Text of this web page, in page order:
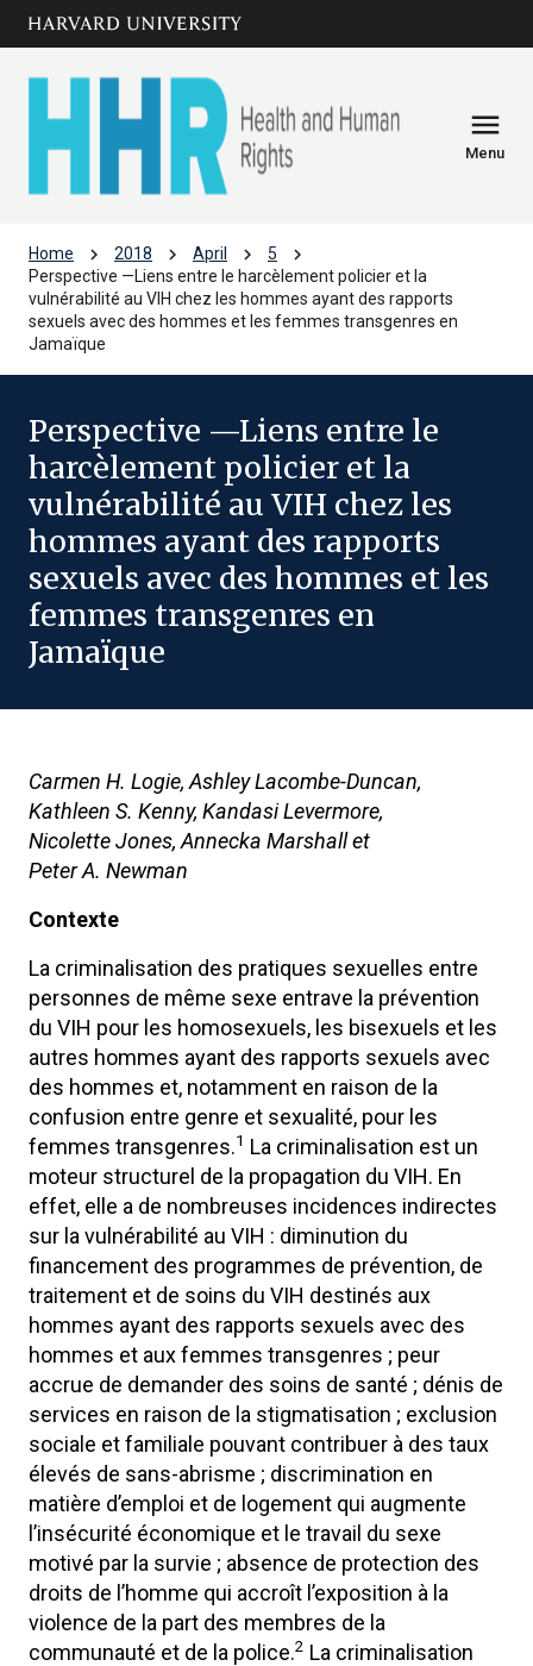
Skip to main
content
menu
Menu
Home chevron_right 2018 chevron_right April chevron_right 5 chevron_right
Perspective —Liens entre le harcèlement policier et la
vulnérabilité au VIH chez les hommes ayant des rapports
sexuels avec des hommes et les femmes transgenres en
Jamaïque
Perspective —Liens entre le
harcèlement policier et la
vulnérabilité au VIH chez les
hommes ayant des rapports
sexuels avec des hommes et les
femmes transgenres en
Jamaïque
Carmen H. Logie, Ashley Lacombe-Duncan,
Kathleen S. Kenny, Kandasi Levermore,
Nicolette Jones, Annecka Marshall et
Peter A. Newman
Contexte
La criminalisation des pratiques sexuelles entre
personnes de même sexe entrave la prévention
du VIH pour les homosexuels, les bisexuels et les
autres hommes ayant des rapports sexuels avec
des hommes et, notamment en raison de la
confusion entre genre et sexualité, pour les
femmes transgenres.1 La criminalisation est un
moteur structurel de la propagation du VIH. En
effet, elle a de nombreuses incidences indirectes
sur la vulnérabilité au VIH : diminution du
financement des programmes de prévention, de
traitement et de soins du VIH destinés aux
hommes ayant des rapports sexuels avec des
hommes et aux femmes transgenres ; peur
accrue de demander des soins de santé ; dénis de
services en raison de la stigmatisation ; exclusion
sociale et familiale pouvant contribuer à des taux
élevés de sans-abrisme ; discrimination en
matière d’emploi et de logement qui augmente
l’insécurité économique et le travail du sexe
motivé par la survie ; absence de protection des
droits de l’homme qui accroît l’exposition à la
violence de la part des membres de la
communauté et de la police.2 La criminalisation